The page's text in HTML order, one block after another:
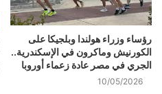
رؤساء وزراء هولندا وبلجيكا على
الكورنيش وماكرون في الإسكندرية..
الجري في مصر عادة زعماء أوروبا
10/05/2026